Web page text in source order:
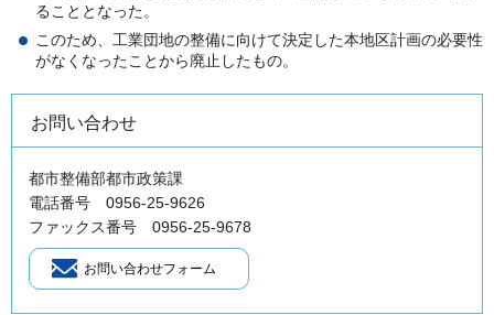
ることとなった。
このため、工業団地の整備に向けて決定した本地区計画の必要性
がなくなったことから廃止したもの。
お問い合わせ
都市整備部都市政策課
電話番号 0956-25-9626
ファックス番号 0956-25-9678